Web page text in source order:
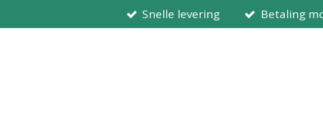
direct
Snelle levering Betaling